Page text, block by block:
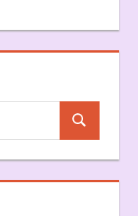
Search